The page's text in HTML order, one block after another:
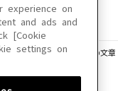
イトに掲載されている一切の文
experience on
and ads and
[Cookie
settings on